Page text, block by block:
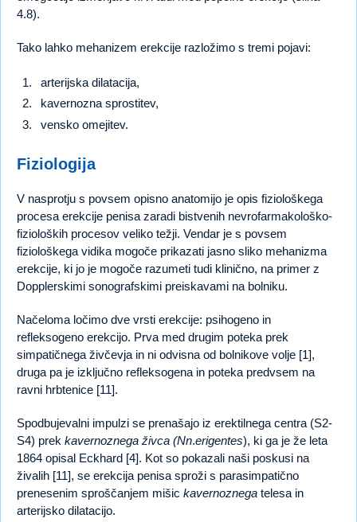
4.8).
Tako lahko mehanizem erekcije razložimo s tremi pojavi:
arterijska dilatacija,
kavernozna sprostitev,
vensko omejitev.
Fiziologija
V nasprotju s povsem opisno anatomijo je opis fiziološkega
procesa erekcije penisa zaradi bistvenih nevrofarmakološko-
fizioloških procesov veliko težji. Vendar je s povsem
fiziološkega vidika mogoče prikazati jasno sliko mehanizma
erekcije, ki jo je mogoče razumeti tudi klinično, na primer z
Dopplerskimi sonografskimi preiskavami na bolniku.
Načeloma ločimo dve vrsti erekcije: psihogeno in
refleksogeno erekcijo. Prva med drugim poteka prek
simpatičnega živčevja in ni odvisna od bolnikove volje [1],
druga pa je izključno refleksogena in poteka predvsem na
ravni hrbtenice [11].
Spodbujevalni impulzi se prenašajo iz erektilnega centra (S2-
S4) prek kavernoznega živca (Nn.erigentes), ki ga je že leta
1864 opisal Eckhard [4]. Kot so pokazali naši poskusi na
živalih [11], se erekcija penisa sproži s parasimpatično
prenesenim sproščanjem mišic kavernoznega telesa in
arterijsko dilatacijo.